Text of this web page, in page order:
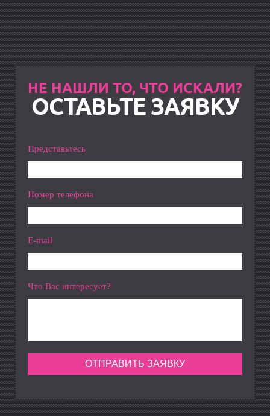
НЕ НАШЛИ ТО, ЧТО ИСКАЛИ?
ОСТАВЬТЕ ЗАЯВКУ
Представьтесь
Номер телефона
E-mail
Что Вас интересует?